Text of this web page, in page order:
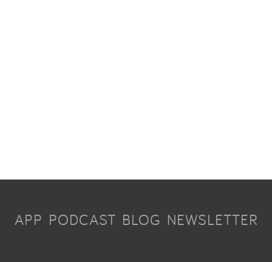
APP PODCAST BLOG NEWSLETTER